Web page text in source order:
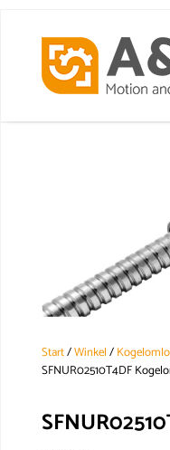
Start/Winkel/
SFNUR02510T4DF